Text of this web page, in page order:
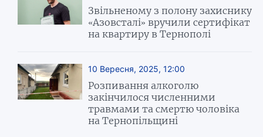
Звільненому з полону захиснику
«Азовсталі» вручили сертифікат
на квартиру в Тернополі
10 Вересня, 2025, 12:00
Розпивання алкоголю
закінчилося численними
травмами та смертю чоловіка
на Тернопільщині